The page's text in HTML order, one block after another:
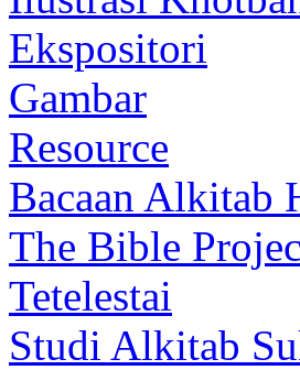
Ekspositori
Gambar
Resource
Bacaan Alkitab
The Bible
Tetelestai
Studi Alkitab